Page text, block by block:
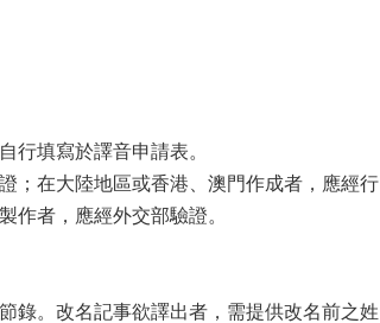
行填寫於譯音申請表。
；在大陸地區或香港、澳門作成者，應經行
作者，應經外交部驗證。
錄。改名記事欲譯出者，需提供改名前之姓